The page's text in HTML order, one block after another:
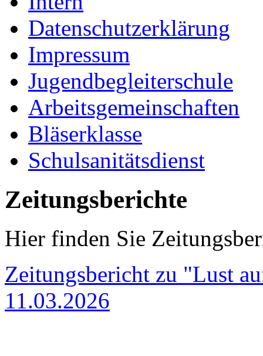
Datenschutzerklärung
Impressum
Jugendbegleiterschule
Arbeitsgemeinschaften
Bläserklasse
Schulsanitätsdienst
Zeitungsberichte
Hier finden Sie
Zeitungsbericht zu "Lust
11.03.2026